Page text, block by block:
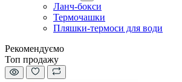
Ланч-бокси
Термочашки
Пляшки-термоси для води
Рекомендуємо
Топ продажу